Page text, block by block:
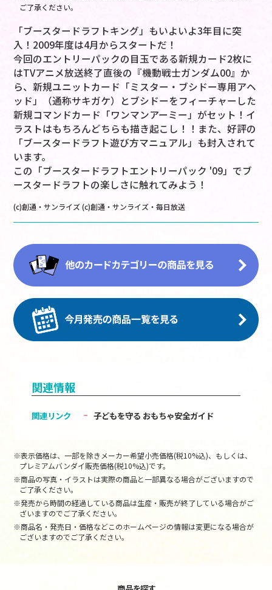
ご了承ください。
「ブースタードラフトキング」もいよいよ3年目に突
入！2009年度は4月からスタートだ！
今回のエントリーパックの目玉である新規カード2枚に
はTVアニメ放送終了直後の『機動戦士ガンダム00』か
ら、新規ユニットカード「ミスター・ブシドー専用アヘ
ッド」（通称サキガケ）とブシドーをフィーチャーした
新規コマンドカード「ワンマンアーミー」がセット！イ
ラストはもちろんどちらも描き起こし！！また、好評の
「ブースタードラフト遊び方マニュアル」も封入されて
います。
この「ブースタードラフトエントリーパック '09」でブ
ースタードラフトの楽しさに触れてみよう！
(c)創通・サンライズ (c)創通・サンライズ・毎日放送
関連情報
関連リンク 子どもを守る おもちゃ安全ガイド
※表示価格は、一部を除きメーカー希望小売価格(税10%込)、もしくは、
プレミアムバンダイ販売価格(税10%込)です。
※商品の写真・イラストは実際の商品と一部異なる場合がございますので
ご了承ください。
※発売から時間の経過している商品は生産・販売が終了している場合がご
ざいますのでご了承ください。
※商品名・発売日・価格などこのホームページの情報は変更になる場合が
ございますのでご了承ください。